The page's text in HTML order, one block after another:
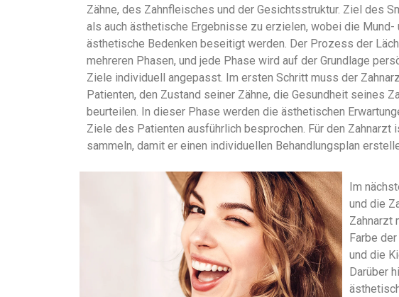
Zähne, des Zahnfleisches und der Gesichtsstruktur. Ziel des
als auch ästhetische Ergebnisse zu erzielen, wobei die
ästhetische Bedenken beseitigt werden. Der Prozess der
mehreren Phasen, und jede Phase wird auf der Grundlage
Ziele individuell angepasst. Im ersten Schritt muss der
Patienten, den Zustand seiner Zähne, die Gesundheit seines
beurteilen. In dieser Phase werden die ästhetischen
Ziele des Patienten ausführlich besprochen. Für den
sammeln, damit er einen individuellen Behandlungsplan
Im
und die
Zahnarzt
Farbe
und die
Darüber